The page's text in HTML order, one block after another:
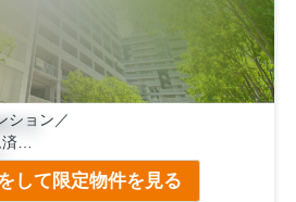
ション／
可◎
分
して限定物件を見る